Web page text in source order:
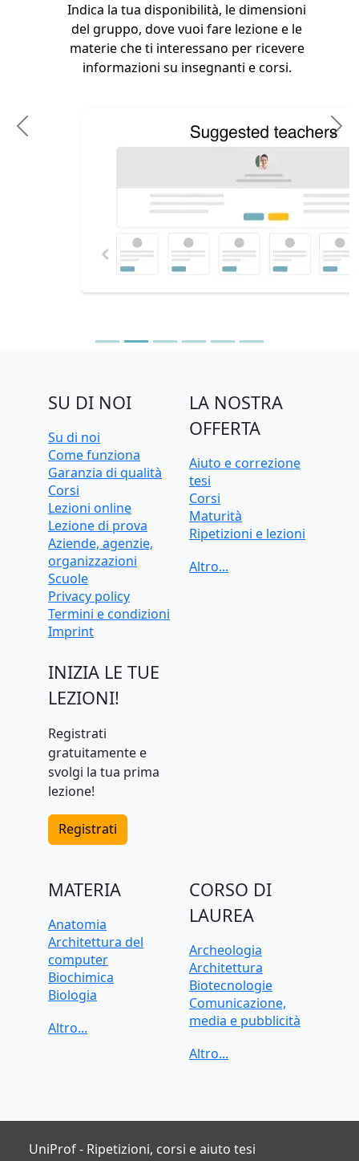
Indica la tua disponibilità, le dimensioni
del gruppo, dove vuoi fare lezione e le
materie che ti interessano per ricevere
informazioni su insegnanti e corsi.
Previous
SU DI NOI
Su di noi
Come funziona
Garanzia di qualità
Corsi
Lezioni online
Lezione di prova
Aziende, agenzie,
organizzazioni
Scuole
Privacy policy
Termini e condizioni
Imprint
INIZIA LE TUE
LEZIONI!
Registrati
gratuitamente e
svolgi la tua prima
lezione!
Registrati
LA NOSTRA
OFFERTA
Aiuto e correzione
tesi
Corsi
Maturità
Ripetizioni e lezioni
online
MATERIA
Anatomia
Architettura del
computer
Biochimica
Biologia
CAD, Disegno
Diritto
Elettrotecnica
CORSO DI
LAUREA
Archeologia
Architettura
Biotecnologie
Comunicazione,
media e pubblicità
Data science
Economia aziendale
Farmacia
UniProf - Ripetizioni, corsi e aiuto tesi